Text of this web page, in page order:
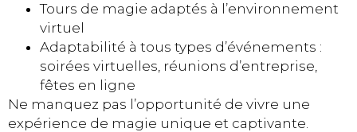
Tours de magie adaptés à l’environnement
virtuel
Adaptabilité à tous types d’événements :
soirées virtuelles, réunions d’entreprise,
fêtes en ligne
Ne manquez pas l’opportunité de vivre une
expérience de magie unique et captivante.